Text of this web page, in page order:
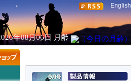
English
年08月06日 月齢